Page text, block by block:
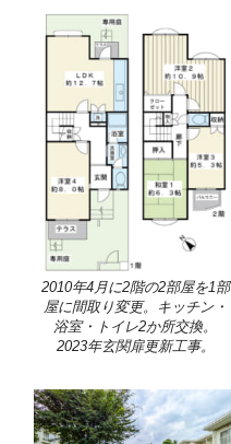
2010年4月に2階の2部屋を1部
屋に間取り変更。キッチン・
浴室・トイレ2か所交換。
2023年玄関扉更新工事。